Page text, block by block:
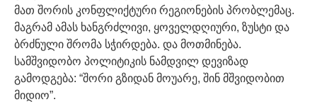
მათ შორის კონფლიქტური რეგიონების პრობლემაც.
მაგრამ ამას ხანგრძლივი, ყოველდღიური, ზუსტი და
ბრძნული შრომა სჭირდება. და მოთმინება.
სამშვიდობო პოლიტიკის ნამდვილ დევიზად
გამოდგება: “შორი გზიდან მოუარე, შინ მშვიდობით
მიდიო”.